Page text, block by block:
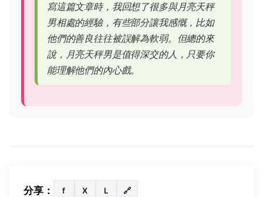
寫這篇文章時，我回想了很多與月亮天秤
男相處的經驗，有些部分讓我感慨，比如
他們的善良往往被誤解為軟弱。但總的來
說，月亮天秤男是值得深交的人，只要你
能理解他們的內心戲。
分享： f X L 🔗